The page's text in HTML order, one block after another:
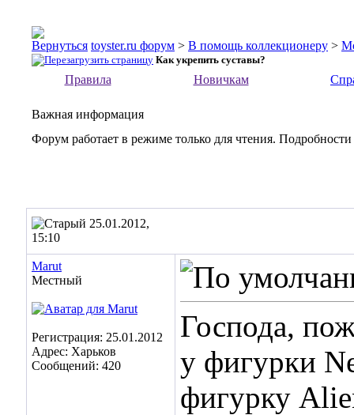
toyster.ru форум > В помощь коллекционеру >
Как укрепить суставы?
Правила Новичкам
Важная информация
Форум работает в режиме только для чтения.
25.01.2012,
15:10
Marut
Местный
Регистрация: 25.01.2012
Адрес: Харьков
Сообщений: 420
Господа,
у фигурки
фигурку